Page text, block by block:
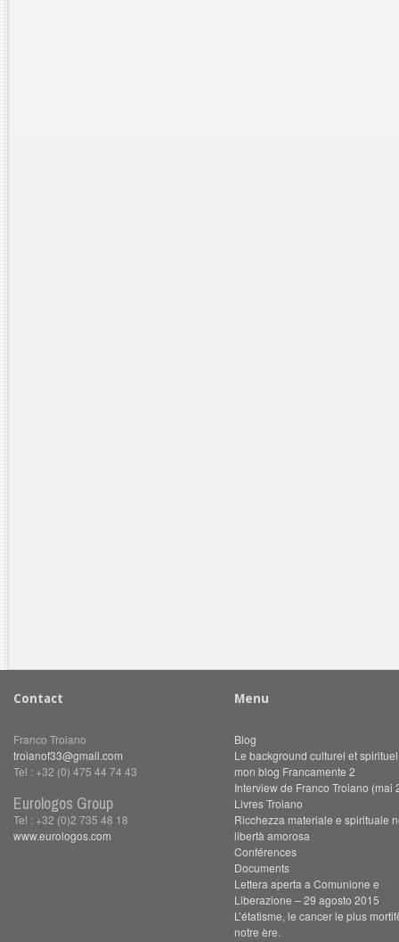
Contact
Franco Troiano
troianof33@gmail.com
Tel : +32 (0) 475 44 74 43
Eurologos Group
Tel : +32 (0)2 735 48 18
www.eurologos.com
Menu
Blog
Le background culturel et
mon blog Francamente 2
Interview de Franco Troiano (mai
Livres Troiano
Ricchezza materiale e spirituale
libertà amorosa
Conférences
Documents
Lettera aperta a Comunione e
Liberazione – 29 agosto 2015
L’étatisme, le cancer le plus
notre ère.